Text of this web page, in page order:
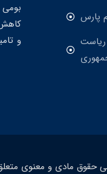
و
پارس
ریاست
حقوق مادی و معنوی